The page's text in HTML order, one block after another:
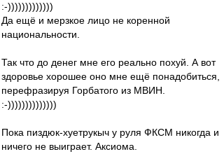
:-)))))))))))))
Да ещё и мерзкое лицо не коренной
национальности.
Так что до денег мне его реально похуй. А вот
здоровье хорошее оно мне ещё понадобиться,
перефразируя Горбатого из МВИН.
:-))))))))))))))
Пока пиздюк-хуетрукыч у руля ФКСМ никогда и
ничего не выиграет. Аксиома.